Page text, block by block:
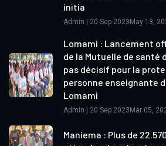
initia
Admin | 20 Sep 2023May 13,
Lomami : Lancement
de la Mutuelle de santé
pas décisif pour la
personne enseignante
Lomami
Admin | 20 Sep 2023Mar 05,
Maniema : Plus de